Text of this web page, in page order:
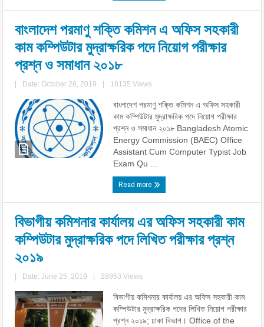
বাংলাদেশ পরমাণু শক্তি কমিশন এ অফিস সহকারী
কাম কম্পিউটার মুদ্রাক্ষরিক পদে নিয়োগ পরীক্ষার
প্রশ্ন ও সমাধান ২০১৮
Date: October 26, 2019 18135 Views
বাংলাদেশ পরমাণু শক্তি কমিশন এ অফিস সহকারী
কাম কম্পিউটার মুদ্রাক্ষরিক পদে নিয়োগ পরীক্ষার
প্রশ্ন ও সমাধান ২০১৮ Bangladesh Atomic
Energy Commission (BAEC) Office
Assistant Cum Computer Typist Job
Exam Qu ...
Read more
বিভাগীয় কমিশনার কার্যালয় এর অফিস সহকারী কাম
কম্পিউটার মুদ্রাক্ষরিক পদে লিখিত পরীক্ষার প্রশ্ন
২০১৯
Date: June 25, 2019 28953 Views
বিভাগীয় কমিশনার কার্যালয় এর অফিস সহকারী কাম
কম্পিউটার মুদ্রাক্ষরিক পদের লিখিত নিয়োগ পরীক্ষার
প্রশ্ন ২০১৯; ঢাকা বিভাগ। Office of the